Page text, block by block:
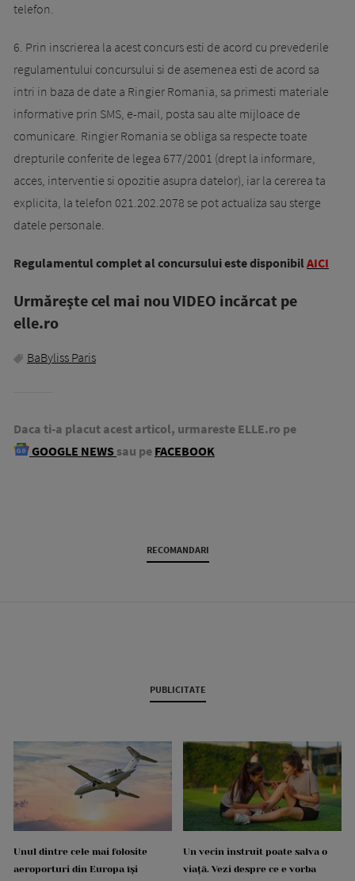
telefon.
6. Prin inscrierea la acest concurs esti de acord cu prevederile
regulamentului concursului si de asemenea esti de acord sa
intri in baza de date a Ringier Romania, sa primesti materiale
informative prin SMS, e-mail, posta sau alte mijloace de
comunicare. Ringier Romania se obliga sa respecte toate
drepturile conferite de legea 677/2001 (drept la informare,
acces, interventie si opozitie asupra datelor), iar la cererea ta
explicita, la telefon 021.202.2078 se pot actualiza sau sterge
datele personale.
Regulamentul complet al concursului este disponibilAICI
Urmăreşte cel mai nou VIDEO incărcat pe
elle.ro
BaByliss Paris
Daca ti-a placut acest articol, urmareste ELLE.ro pe
GOOGLE NEWS sau pe FACEBOOK
RECOMANDARI
PUBLICITATE
Unul dintre cele mai folosite
aeroporturi din Europa își
Un vecin instruit poate salva o
viață. Vezi despre ce e vorba